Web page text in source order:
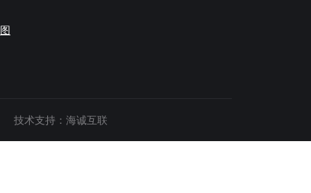
技术支持：海诚互联